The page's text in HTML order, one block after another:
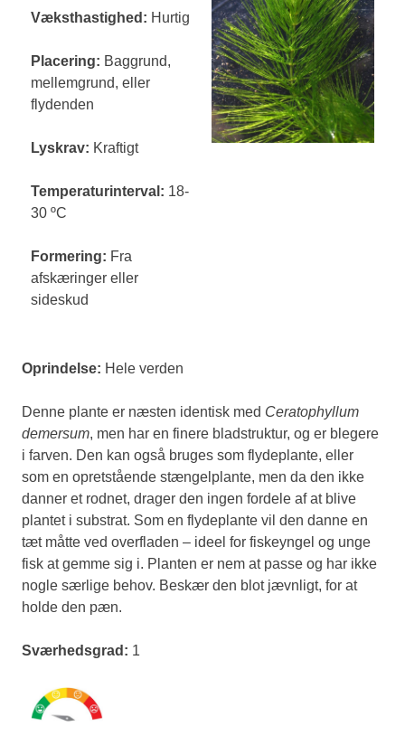
Væksthastighed: Hurtig
Placering: Baggrund,
mellemgrund, eller
flydenden
Lyskrav: Kraftigt
Temperaturinterval: 18-
30 ºC
Formering: Fra
afskæringer eller
sideskud
Oprindelse: Hele verden
Denne plante er næsten identisk med Ceratophyllum
demersum, men har en finere bladstruktur, og er blegere
i farven. Den kan også bruges som flydeplante, eller
som en opretstående stængelplante, men da den ikke
danner et rodnet, drager den ingen fordele af at blive
plantet i substrat. Som en flydeplante vil den danne en
tæt måtte ved overfladen – ideel for fiskeyngel og unge
fisk at gemme sig i. Planten er nem at passe og har ikke
nogle særlige behov. Beskær den blot jævnligt, for at
holde den pæn.
Sværhedsgrad: 1